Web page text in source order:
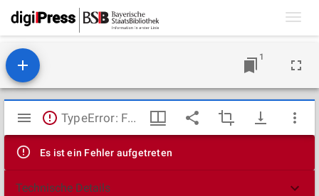
1
Mirador
Viewer
TypeError: Failed to fetch
Es ist ein Fehler aufgetreten
Technische Details